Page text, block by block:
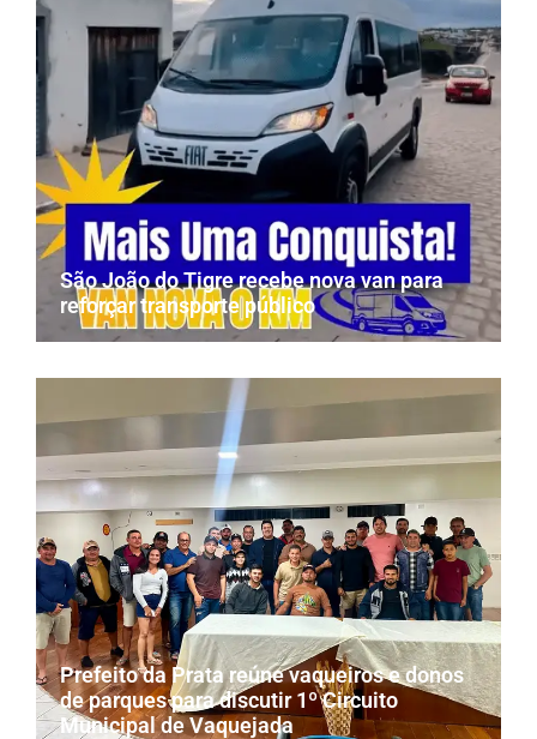
São João do Tigre recebe nova van para
reforçar transporte público
Prefeito da Prata reúne vaqueiros e donos
de parques para discutir 1º Circuito
Municipal de Vaquejada